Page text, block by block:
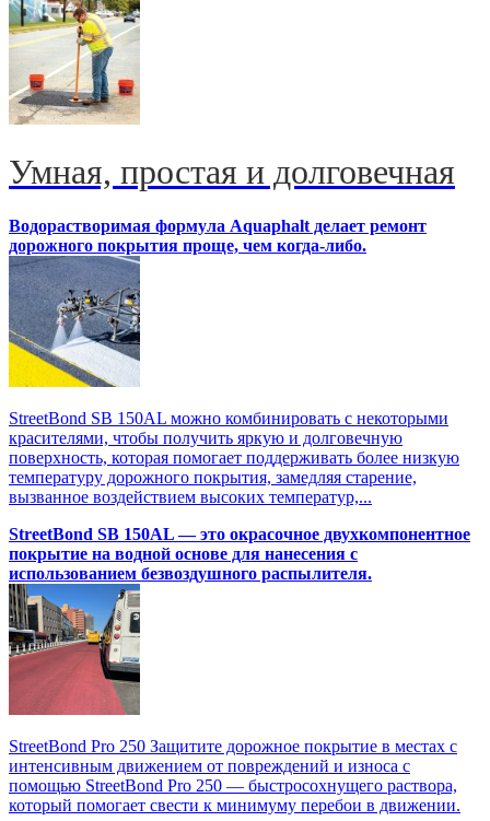
Умная, простая и долговечная
Водорастворимая формула Aquaphalt делает ремонт
дорожного покрытия проще, чем когда-либо.
StreetBond SB 150AL можно комбинировать с некоторыми
красителями, чтобы получить яркую и долговечную
поверхность, которая помогает поддерживать более низкую
температуру дорожного покрытия, замедляя старение,
вызванное воздействием высоких температур,...
StreetBond SB 150AL — это окрасочное двухкомпонентное
покрытие на водной основе для нанесения с
использованием безвоздушного распылителя.
StreetBond Pro 250 Защитите дорожное покрытие в местах с
интенсивным движением от повреждений и износа с
помощью StreetBond Pro 250 — быстросохнущего раствора,
который помогает свести к минимуму перебои в движении.